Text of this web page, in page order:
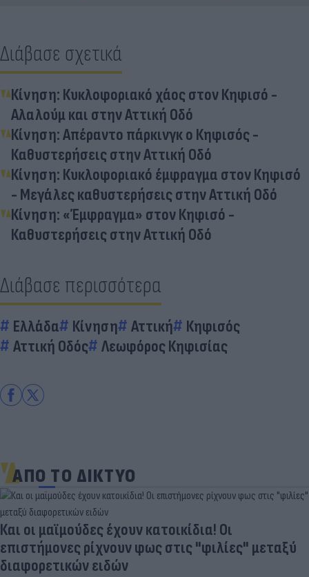
Διάβασε σχετικά
Κίνηση: Κυκλοφοριακό χάος στον Κηφισό -
Αλαλούμ και στην Αττική Οδό
Κίνηση: Απέραντο πάρκινγκ ο Κηφισός -
Καθυστερήσεις στην Αττική Οδό
Κίνηση: Κυκλοφοριακό έμφραγμα στον Κηφισό
- Μεγάλες καθυστερήσεις στην Αττική Οδό
Κίνηση: «Έμφραγμα» στον Κηφισό -
Καθυστερήσεις στην Αττική Οδό
Διάβασε περισσότερα
Ελλάδα Κίνηση Αττική
Κηφισός
Αττική Οδός
Λεωφόρος Κηφισίας
ΑΠΟ ΤΟ ΔΙΚΤΥΟ
Και οι μαϊμούδες έχουν κατοικίδια! Οι
επιστήμονες ρίχνουν φως στις "φιλίες" μεταξύ
διαφορετικών ειδών